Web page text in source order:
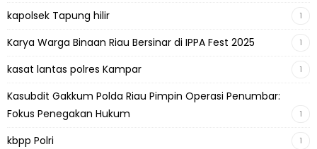
kapolsek Tapung hilir 1
Karya Warga Binaan Riau Bersinar di IPPA Fest 2025 1
kasat lantas polres Kampar 1
Kasubdit Gakkum Polda Riau Pimpin Operasi Penumbar:
Fokus Penegakan Hukum
1
kbpp Polri 1